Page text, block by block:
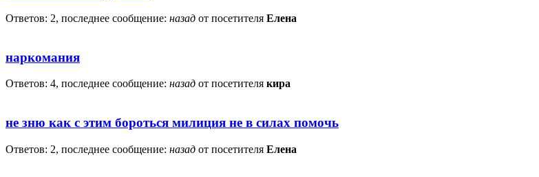
Ответов: 2, последнее сообщение: назад от посетителя Елена
наркомания
Ответов: 4, последнее сообщение: назад от посетителя кира
не зню как с этим бороться милиция не в силах помочь
Ответов: 2, последнее сообщение: назад от посетителя Елена